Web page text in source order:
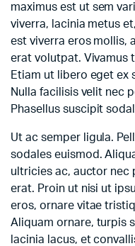
maximus est ut sem
viverra, lacinia metus
est viverra eros mollis,
erat volutpat. Vivamus
Etiam ut libero eget ex
Nulla facilisis velit nec
Phasellus suscipit
Ut ac semper ligula.
sodales euismod.
ultricies ac, auctor nec
erat. Proin ut nisi ut
eros, ornare vitae
Aliquam ornare, turpis
lacinia lacus, et